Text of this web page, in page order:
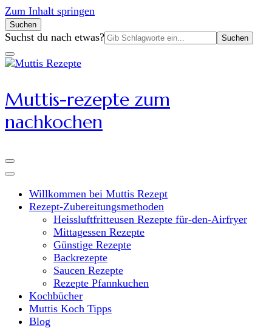
Zum Inhalt springen
Suchen
Suchen
nach:
Suchst du nach etwas?
Muttis-rezepte zum
nachkochen
Willkommen bei Muttis Rezept
Rezept-Zubereitungsmethoden
Heissluftfritteusen Rezepte für-den-Airfryer
Mittagessen Rezepte
Günstige Rezepte
Backrezepte
Saucen Rezepte
Rezepte Pfannkuchen
Kochbücher
Muttis Koch Tipps
Blog